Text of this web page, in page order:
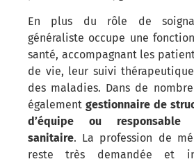
En plus du rôle de
généraliste occupe une
santé, accompagnant les
de vie, leur suivi
des maladies. Dans de
également gestionnaire de
d’équipe ou responsable
sanitaire. La profession de
reste très demandée et